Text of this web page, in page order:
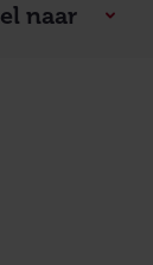
naar